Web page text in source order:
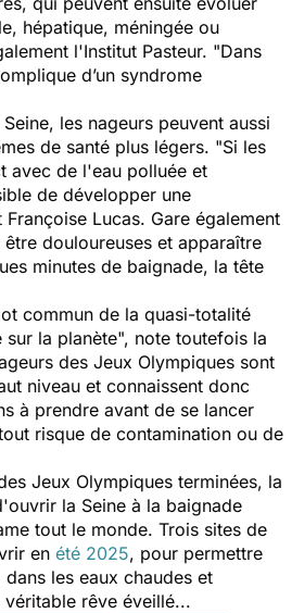
hépatique, méningée ou
l'Institut Pasteur. "Dans
d’un syndrome
les nageurs peuvent aussi
de santé plus légers. "Si les
avec de l'eau polluée et
de développer une
Françoise Lucas. Gare également
douloureuses et apparaître
minutes de baignade, la tête
commun de la quasi-totalité
la planète", note toutefois la
des Jeux Olympiques sont
niveau et connaissent donc
à prendre avant de se lancer
risque de contamination ou de
Jeux Olympiques terminées, la
la Seine à la baignade
tout le monde. Trois sites de
en été 2025, pour permettre
les eaux chaudes et
rêve éveillé...